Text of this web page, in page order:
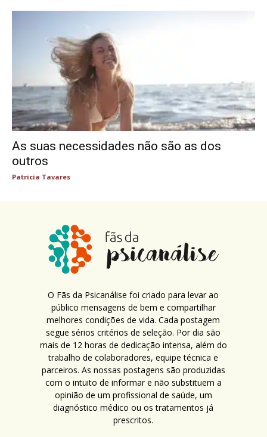
As suas necessidades não são as dos
outros
Patricia Tavares
O Fãs da Psicanálise foi criado para levar ao
público mensagens de bem e compartilhar
melhores condições de vida. Cada postagem
segue sérios critérios de seleção. Por dia são
mais de 12 horas de dedicação intensa, além do
trabalho de colaboradores, equipe técnica e
parceiros. As nossas postagens são produzidas
com o intuito de informar e não substituem a
opinião de um profissional de saúde, um
diagnóstico médico ou os tratamentos já
prescritos.